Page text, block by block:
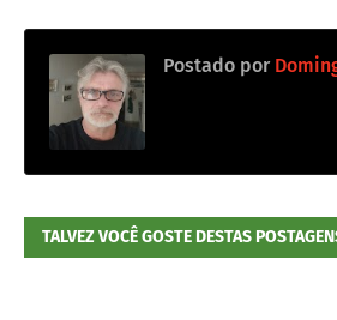
Postado por
TALVEZ VOCÊ GOSTE DESTAS